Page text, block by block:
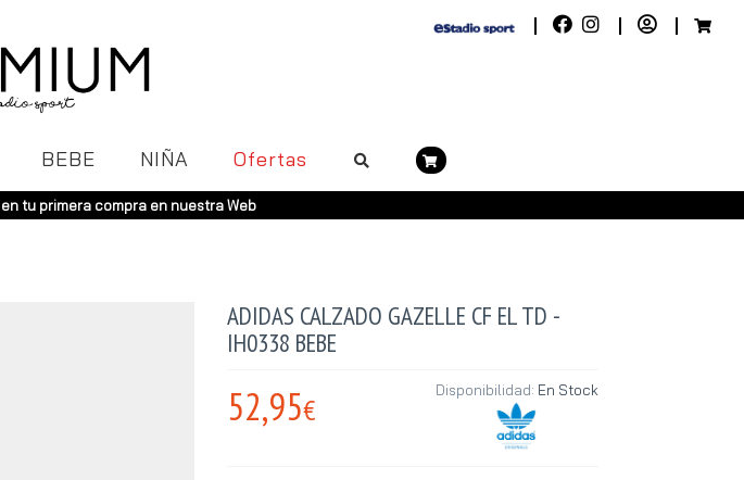
BEBE NIÑA Ofertas
tu primera compra en nuestra Web
ADIDAS CALZADO GAZELLE CF EL TD -
IH0338 BEBE
52,95€
Disponibilidad: En Stock